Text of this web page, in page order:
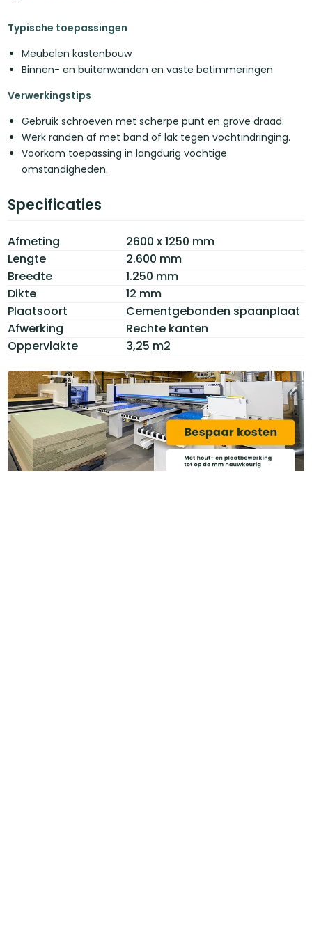
Typische toepassingen
Meubelen kastenbouw
Binnen- en buitenwanden en vaste betimmeringen
Verwerkingstips
Gebruik schroeven met scherpe punt en grove draad.
Werk randen af met band of lak tegen vochtindringing.
Voorkom toepassing in langdurig vochtige
omstandigheden.
Specificaties
Afmeting
2600 x 1250 mm
Lengte
2.600 mm
Breedte
1.250 mm
Dikte
12 mm
Plaatsoort
Cementgebonden spaanplaat
Afwerking
Rechte kanten
Oppervlakte
3,25 m2